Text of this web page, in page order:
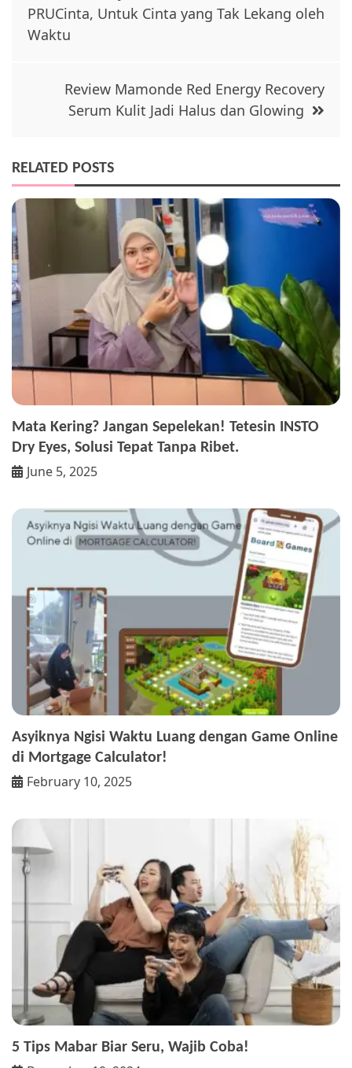
navigation
PRUCinta, Untuk Cinta yang Tak Lekang oleh
Waktu
Review Mamonde Red Energy Recovery
Serum Kulit Jadi Halus dan Glowing
RELATED POSTS
Mata Kering? Jangan Sepelekan! Tetesin INSTO
Dry Eyes, Solusi Tepat Tanpa Ribet.
June 5, 2025
Asyiknya Ngisi Waktu Luang dengan Game Online
di Mortgage Calculator!
February 10, 2025
5 Tips Mabar Biar Seru, Wajib Coba!